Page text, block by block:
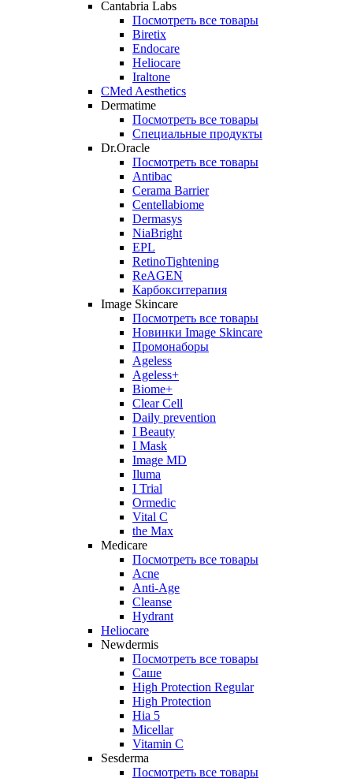
Cantabria Labs
Посмотреть все товары
Biretix
Endocare
Heliocare
Iraltone
CMed Aesthetics
Dermatime
Посмотреть все товары
Специальные продукты
Dr.Oracle
Посмотреть все товары
Antibac
Cerama Barrier
Centellabiome
Dermasys
NiaBright
EPL
RetinoTightening
ReAGEN
Карбокситерапия
Image Skincare
Посмотреть все товары
Новинки Image Skincare
Промонаборы
Ageless
Ageless+
Biome+
Clear Cell
Daily prevention
I Beauty
I Mask
Image MD
Iluma
I Trial
Ormedic
Vital C
the Max
Medicare
Посмотреть все товары
Acne
Anti‑Age
Cleanse
Hydrant
Heliocare
Newdermis
Посмотреть все товары
Саше
High Protection Regular
High Protection
Hia 5
Micellar
Vitamin C
Sesderma
Посмотреть все товары